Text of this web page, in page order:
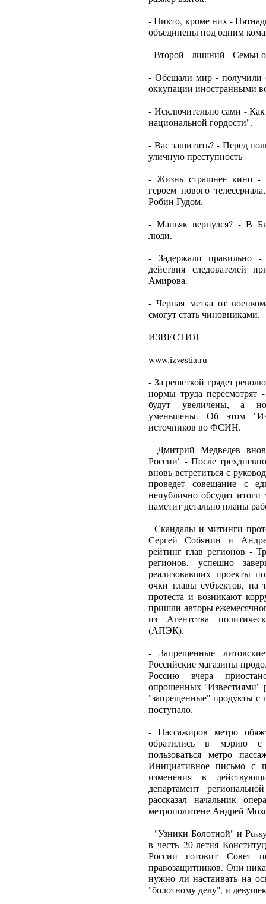
- Никто, кроме них -
объединены под одним
- Второй - лишний - Семьи
- Обещали мир - получили
оккупации иностранными
- Исключительно сами -
национальной гордости".
- Вас защитить? - Перед
уличную преступность
- Жизнь страшнее кино -
героем нового
Робин Гудом.
- Маньяк вернулся? - В
люди.
- Задержали правильно -
действия следователей
Амирова.
- Черная метка от
смогут стать чиновниками.
ИЗВЕСТИЯ
www.izvestia.ru
- За решеткой грядет
нормы труда
будут увеличены, а
уменьшены. Об этом
источников во ФСИН.
- Дмитрий Медведев
России" - После
вновь встретиться с
проведет совещание с
непублично обсудит
наметит детально планы
- Скандалы и митинги
Сергей Собянин и
рейтинг глав регионов -
регионов, успешно
реализовавших проекты
очки главы субъектов, на
протеста и возникают
пришли авторы
из Агентства
(АПЭК).
- Запрещенные
Российские магазины
Россию вчера
опрошенных "Известиями"
"запрещенные" продукты с
поступало.
- Пассажиров метро
обратились в мэрию с
пользоваться метро
Инициативное письмо с
изменения в
департамент
рассказал начальник
метрополитене Андрей
- "Узники Болотной" и
в честь 20-летия
России готовит Совет
правозащитников. Они
нужно ли настаивать на
"болотному делу", и